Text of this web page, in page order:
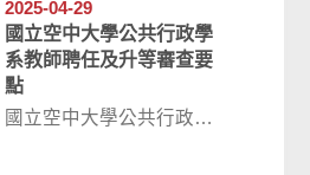
2025-04-29
國立空中大學公共行政學
系教師聘任及升等審查要
點
國立空中大學公共行政學